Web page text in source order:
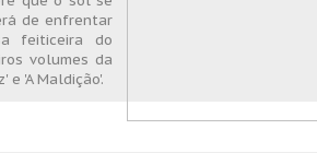
de enfrentar
feiticeira do
volumes da
e 'A Maldição'.